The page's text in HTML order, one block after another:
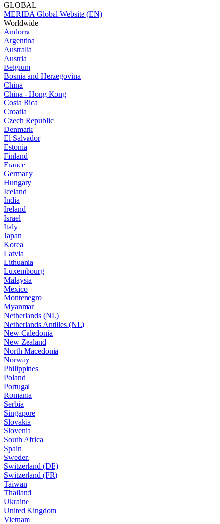
GLOBAL
MERIDA Global Website (EN)
Worldwide
Andorra
Argentina
Australia
Austria
Belgium
Bosnia and Herzegovina
China
China - Hong Kong
Costa Rica
Croatia
Czech Republic
Denmark
El Salvador
Estonia
Finland
France
Germany
Hungary
Iceland
India
Ireland
Israel
Italy
Japan
Korea
Latvia
Lithuania
Luxembourg
Malaysia
Mexico
Montenegro
Myanmar
Netherlands (NL)
Netherlands Antilles (NL)
New Caledonia
New Zealand
North Macedonia
Norway
Philippines
Poland
Portugal
Romania
Serbia
Singapore
Slovakia
Slovenia
South Africa
Spain
Sweden
Switzerland (DE)
Switzerland (FR)
Taiwan
Thailand
Ukraine
United Kingdom
Vietnam